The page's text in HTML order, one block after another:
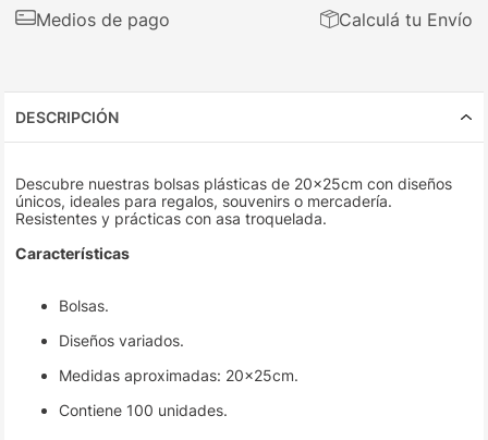
Medios de pago Calculá tu Envío
DESCRIPCIÓN
Descubre nuestras bolsas plásticas de 20x25cm con diseños
únicos, ideales para regalos, souvenirs o mercadería.
Resistentes y prácticas con asa troquelada.
Características
Bolsas.
Diseños variados.
Medidas aproximadas: 20x25cm.
Contiene 100 unidades.